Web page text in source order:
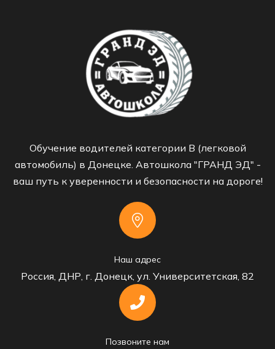
Обучение водителей категории B (легковой
автомобиль) в Донецке. Автошкола "ГРАНД ЭД" -
ваш путь к уверенности и безопасности на дороге!
Наш адрес
Россия, ДНР, г. Донецк, ул. Университетская, 82
Позвоните нам